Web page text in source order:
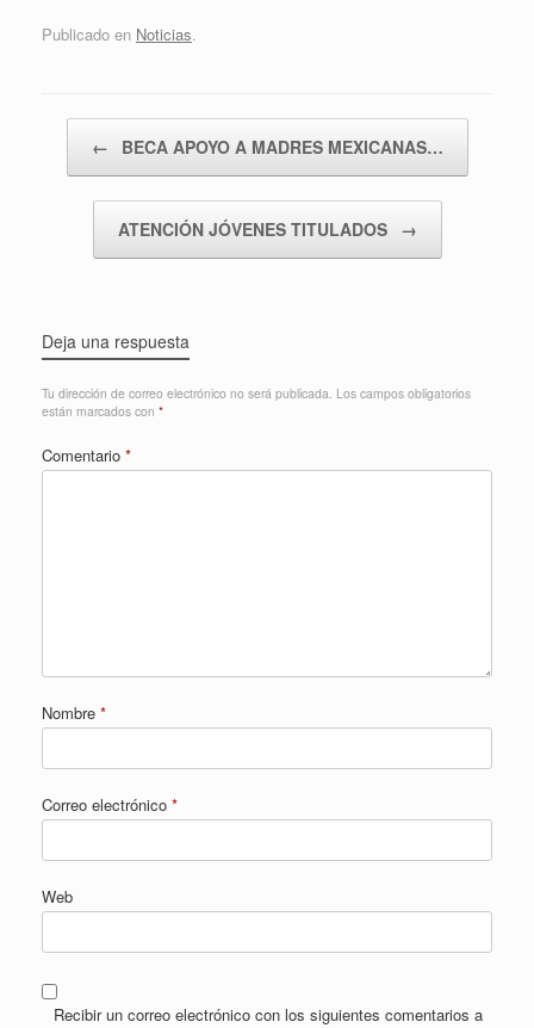
Publicado en Noticias.
Navegador de artículos
← BECA APOYO A MADRES MEXICANAS…
ATENCIÓN JÓVENES TITULADOS →
Deja una respuesta
Tu dirección de correo electrónico no será publicada. Los campos obligatorios
están marcados con *
Comentario *
Nombre *
Correo electrónico *
Web
Recibir un correo electrónico con los siguientes comentarios a